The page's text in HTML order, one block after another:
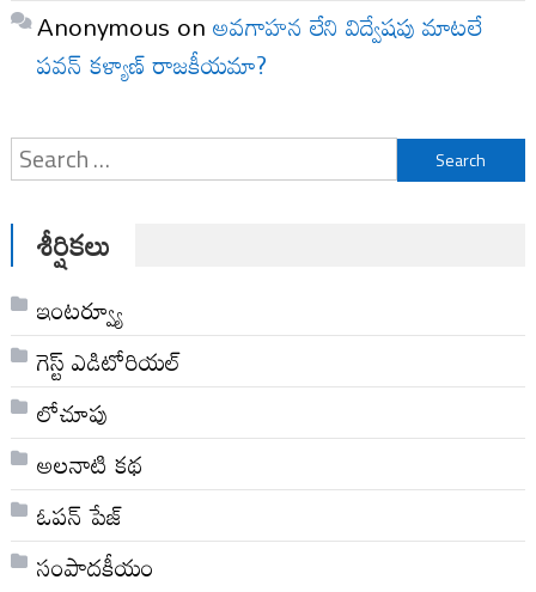
Anonymous onఅవగాహన లేని విద్వేషపు మాటలే
పవన్ కళ్యాణ్ రాజకీయమా?
Search
for:
శీర్షికలు
ఇంటర్వ్యూ
గెస్ట్ ఎడిటోరియల్
లోచూపు
అల‌నాటి క‌థ‌
ఓపన్ పేజ్
సంపాదకీయం